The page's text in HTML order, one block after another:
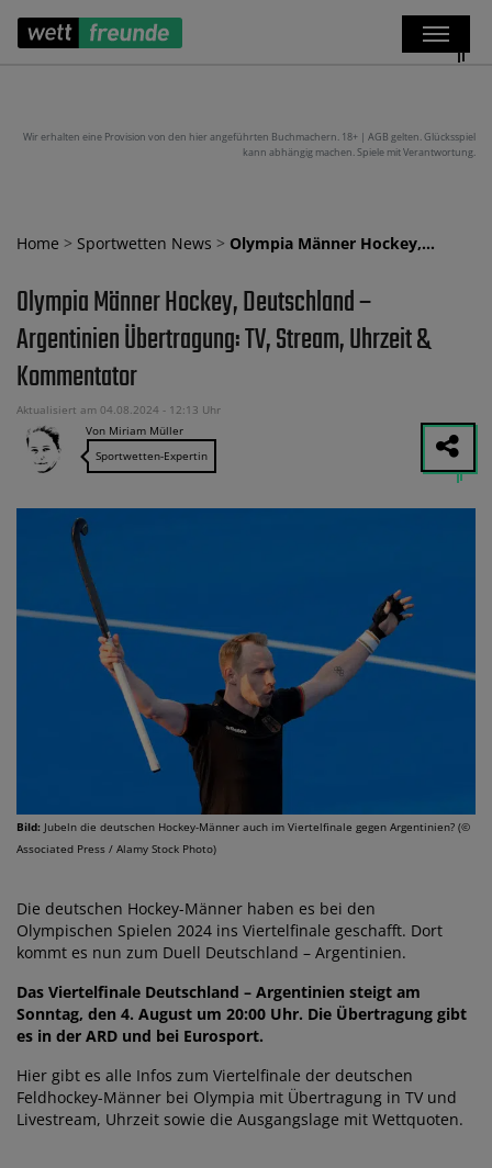
Wir erhalten eine Provision von den hier angeführten Buchmachern. 18+ | AGB gelten. Glücksspiel
kann abhängig machen. Spiele mit Verantwortung.
Home > Sportwetten News > Olympia Männer Hockey,…
Olympia Männer Hockey, Deutschland –
Argentinien Übertragung: TV, Stream, Uhrzeit &
Kommentator
Aktualisiert am 04.08.2024 - 12:13 Uhr
Von Miriam Müller
Sportwetten-Expertin
Bild: Jubeln die deutschen Hockey-Männer auch im Viertelfinale gegen Argentinien? (©
Associated Press / Alamy Stock Photo)
Die deutschen Hockey-Männer haben es bei den
Olympischen Spielen 2024 ins Viertelfinale geschafft. Dort
kommt es nun zum Duell Deutschland – Argentinien.
Das Viertelfinale Deutschland – Argentinien steigt am
Sonntag, den 4. August um 20:00 Uhr. Die Übertragung gibt
es in der ARD und bei Eurosport.
Hier gibt es alle Infos zum Viertelfinale der deutschen
Feldhockey-Männer bei Olympia mit Übertragung in TV und
Livestream, Uhrzeit sowie die Ausgangslage mit Wettquoten.